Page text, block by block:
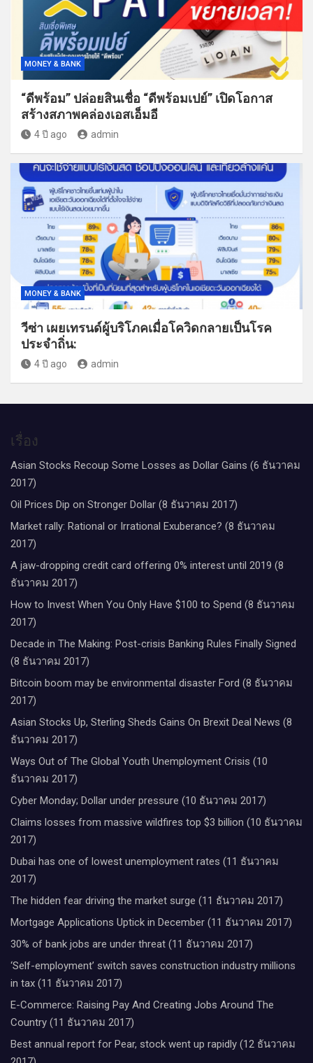
MONEY & BANK
“ดีพร้อม” ปล่อยสินเชื่อ “ดีพร้อมเปย์” เปิดโอกาส
สร้างสภาพคล่องเอสเอ็มอี
4 ปี ago admin
MONEY & BANK
วีซ่า เผยเทรนด์ผู้บริโภคเมื่อโควิดกลายเป็นโรค
ประจำถิ่น:
4 ปี ago admin
เรื่อง
Asian Stocks Recoup Some Losses as Dollar Gains (6 ธันวาคม
2017)
Oil Prices Dip on Stronger Dollar (8 ธันวาคม 2017)
Market rally: Rational or Irrational Exuberance? (8 ธันวาคม
2017)
A jaw-dropping credit card offering 0% interest until 2019 (8
ธันวาคม 2017)
How to Invest When You Only Have $100 to Spend (8 ธันวาคม
2017)
Decade in The Making: Post-crisis Banking Rules Finally Signed
(8 ธันวาคม 2017)
Bitcoin boom may be environmental disaster Ford (8 ธันวาคม
2017)
Asian Stocks Up, Sterling Sheds Gains On Brexit Deal News (8
ธันวาคม 2017)
Ways Out of The Global Youth Unemployment Crisis (10
ธันวาคม 2017)
Cyber Monday; Dollar under pressure (10 ธันวาคม 2017)
Claims losses from massive wildfires top $3 billion (10 ธันวาคม
2017)
Dubai has one of lowest unemployment rates (11 ธันวาคม
2017)
The hidden fear driving the market surge (11 ธันวาคม 2017)
Mortgage Applications Uptick in December (11 ธันวาคม 2017)
30% of bank jobs are under threat (11 ธันวาคม 2017)
‘Self-employment’ switch saves construction industry millions
in tax (11 ธันวาคม 2017)
E-Commerce: Raising Pay And Creating Jobs Around The
Country (11 ธันวาคม 2017)
Best annual report for Pear, stock went up rapidly (12 ธันวาคม